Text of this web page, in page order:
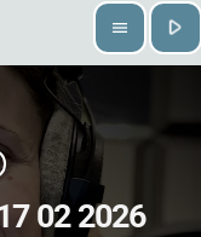
menu play_arrow
02 2026